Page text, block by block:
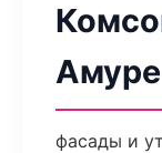
Амуре
фасады и